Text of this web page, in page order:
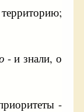
- и знали, о
-